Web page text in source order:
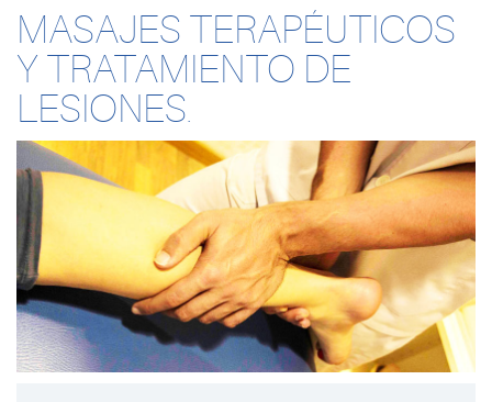
MASAJES TERAPÉUTICOS
Y TRATAMIENTO DE
LESIONES.